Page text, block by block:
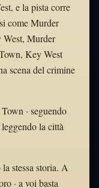
e la pista corre
come Murder
Murder
Key West
scena del crimine
· seguendo
la città
stessa storia. A
· a voi basta